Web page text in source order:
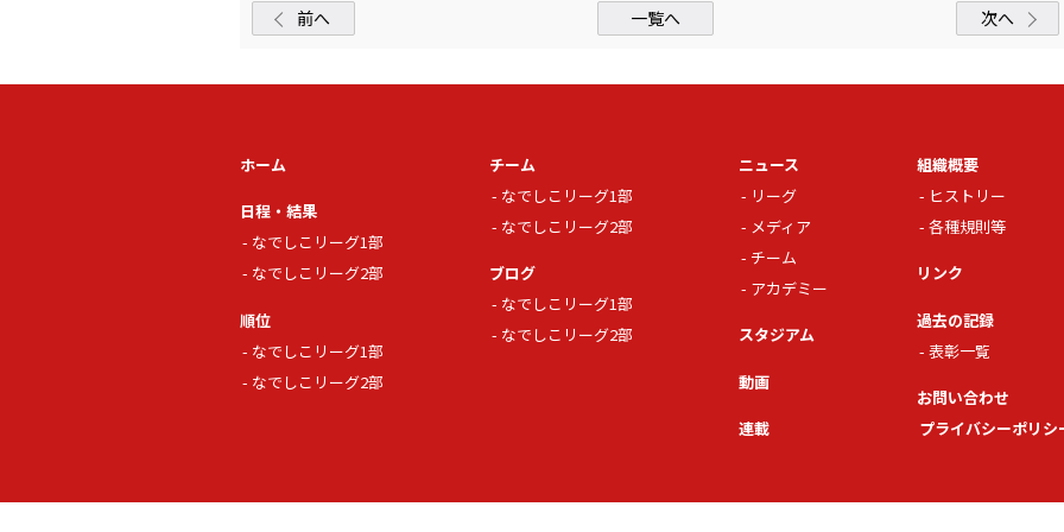
前へ 一覧へ 次へ
ホーム
日程・結果
なでしこリーグ1部
なでしこリーグ2部
順位
なでしこリーグ1部
なでしこリーグ2部
チーム
なでしこリーグ1部
なでしこリーグ2部
ブログ
なでしこリーグ1部
なでしこリーグ2部
ニュース
リーグ
メディア
チーム
アカデミー
スタジアム
動画
連載
組織概要
ヒストリー
各種規則等
リンク
過去の記録
表彰一覧
お問い合わせ
プライバシーポリシ